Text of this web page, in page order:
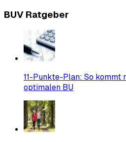
BUV Ratgeber
11-Punkte-Plan: So kommt
optimalen BU